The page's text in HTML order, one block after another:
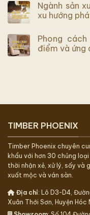
Ngành sản
xu hướng
Phong
điểm và ứng
TIMBER PHOENIX
Timber Phoenix chuyên
khẩu với hơn 30 chủng
thời nhận xẻ, xử lý, sấy
xuất mộc và ván sàn.
Địa chỉ: Lô D3-D4,
Xuân Thới Sơn, Huyện Hóc